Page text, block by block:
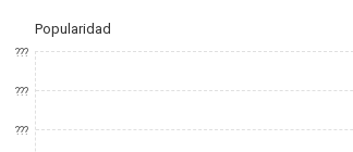
Popularidad
???
???
???